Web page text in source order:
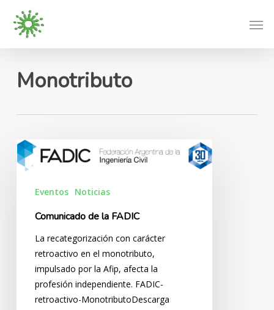
Monotributo
Comunicado
de
FADICEventos Noticias
Comunicado de la FADIC
La recategorización con carácter
retroactivo en el monotributo,
impulsado por la Afip, afecta la
profesión independiente. FADIC-
retroactivo-MonotributoDescarga